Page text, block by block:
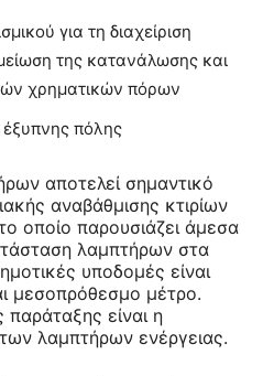
για τη διαχείριση
της κατανάλωσης και
χρηματικών πόρων
πόλης
αποτελεί σημαντικό
αναβάθμισης κτιρίων
οποίο παρουσιάζει άμεσα
λαμπτήρων στα
υποδομές είναι
μεσοπρόθεσμο μέτρο.
είναι η
λαμπτήρων ενέργειας.